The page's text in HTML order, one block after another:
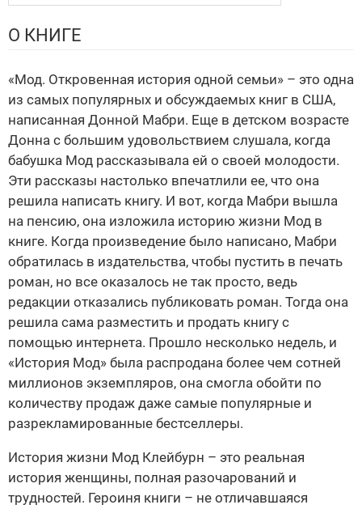
О КНИГЕ
«Мод. Откровенная история одной семьи» – это одна
из самых популярных и обсуждаемых книг в США,
написанная Донной Мабри. Еще в детском возрасте
Донна с большим удовольствием слушала, когда
бабушка Мод рассказывала ей о своей молодости.
Эти рассказы настолько впечатлили ее, что она
решила написать книгу. И вот, когда Мабри вышла
на пенсию, она изложила историю жизни Мод в
книге. Когда произведение было написано, Мабри
обратилась в издательства, чтобы пустить в печать
роман, но все оказалось не так просто, ведь
редакции отказались публиковать роман. Тогда она
решила сама разместить и продать книгу с
помощью интернета. Прошло несколько недель, и
«История Мод» была распродана более чем сотней
миллионов экземпляров, она смогла обойти по
количеству продаж даже самые популярные и
разрекламированные бестселлеры.
История жизни Мод Клейбурн – это реальная
история женщины, полная разочарований и
трудностей. Героиня книги – не отличавшаяся